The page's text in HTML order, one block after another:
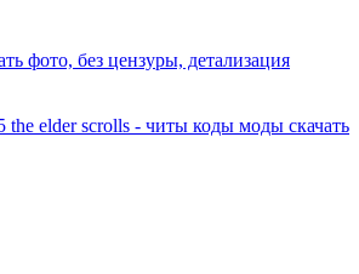
фото, без цензуры, детализация